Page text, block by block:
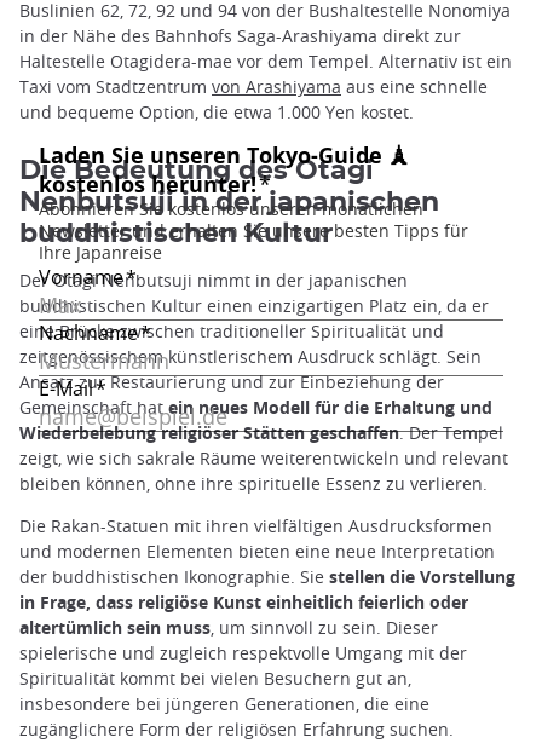
Buslinien 62, 72, 92 und 94 von der Bushaltestelle Nonomiya
in der Nähe des Bahnhofs Saga-Arashiyama direkt zur
Haltestelle Otagidera-mae vor dem Tempel. Alternativ ist ein
Taxi vom Stadtzentrum von Arashiyama aus eine schnelle
und bequeme Option, die etwa 1.000 Yen kostet.
Die Bedeutung des Otagi
Nenbutsuji in der japanischen
buddhistischen Kultur
Der Otagi Nenbutsuji nimmt in der japanischen
buddhistischen Kultur einen einzigartigen Platz ein, da er
eine Brücke zwischen traditioneller Spiritualität und
zeitgenössischem künstlerischem Ausdruck schlägt. Sein
Ansatz zur Restaurierung und zur Einbeziehung der
Gemeinschaft hatein neues Modell für die Erhaltung und
Wiederbelebung religiöser Stätten geschaffen. Der Tempel
zeigt, wie sich sakrale Räume weiterentwickeln und relevant
bleiben können, ohne ihre spirituelle Essenz zu verlieren.
Die Rakan-Statuen mit ihren vielfältigen Ausdrucksformen
und modernen Elementen bieten eine neue Interpretation
der buddhistischen Ikonographie. Sie stellen die Vorstellung
in Frage, dass religiöse Kunst einheitlich feierlich oder
altertümlich sein muss, um sinnvoll zu sein. Dieser
spielerische und zugleich respektvolle Umgang mit der
Spiritualität kommt bei vielen Besuchern gut an,
insbesondere bei jüngeren Generationen, die eine
zugänglichere Form der religiösen Erfahrung suchen.